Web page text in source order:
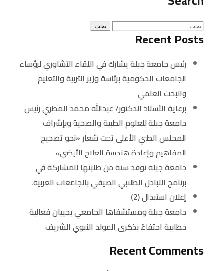
Recent Posts
رئيس جامعة جبلة يشارك في اللقاء التشاوري لرؤساء
الجامعات الحكومية برئاسة وزير التربية والتعليم
والبحث العلمي
برعاية الأستاذ الدكتور/ عبدالله محمد المطري رئيس
جامعة جبلة للعلوم الطبية والصحية وبإشراف
المجلس الطبي الأعلى تحت شعار «نحو تصحيح
المفاهيم وإعادة هندسة العلاج الأيضي»
جامعة جبلة توفد ستة من طلبتها للمشاركة في
برنامج التبادل الطلابي الصيفي بالجامعات العربية.
إعلان استبدال (2)
جامعة جبلة ومستشفاها الجامعي يحييان فعالية
خطابية احتفاءً بذكرى المولد النبوي الشريف
Recent Comments